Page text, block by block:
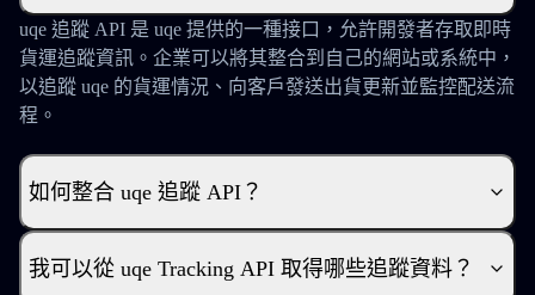
uqe 追蹤 API 是 uqe 提供的一種接口，允許開發者存取即時
貨運追蹤資訊。企業可以將其整合到自己的網站或系統中，
以追蹤 uqe 的貨運情況、向客戶發送出貨更新並監控配送流
程。
如何整合 uqe 追蹤 API？
我可以從 uqe Tracking API 取得哪些追蹤資料？